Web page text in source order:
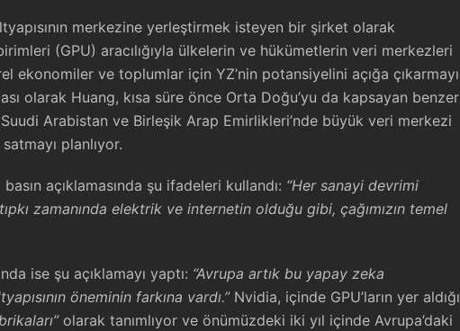
merkezine yerleştirmek isteyen bir şirket olarak
(GPU) aracılığıyla ülkelerin ve hükümetlerin veri merkezleri
ekonomiler ve toplumlar için YZ’nin potansiyelini açığa çıkarmayı
olarak Huang, kısa süre önce Orta Doğu’yu da kapsayan benzer
Arabistan ve Birleşik Arap Emirlikleri’nde büyük veri merkezi
planlıyor.
açıklamasında şu ifadeleri kullandı: “Her sanayi devrimi
zamanında elektrik ve internetin olduğu gibi, çağımızın temel
ise şu açıklamayı yaptı: “Avrupa artık bu yapay zeka
öneminin farkına vardı.”Nvidia, içinde GPU’ların yer aldığı
olarak tanımlıyor ve önümüzdeki iki yıl içinde Avrupa’daki